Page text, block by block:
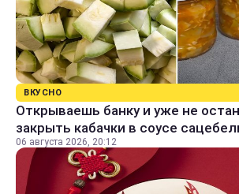
ВКУСНО
Открываешь банку и уже не
закрыть кабачки в соусе
06 августа 2026, 20:12